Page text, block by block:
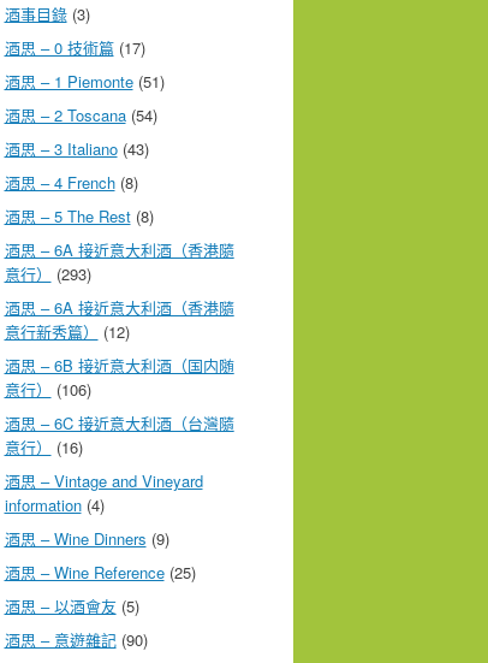
酒事目錄(3)
酒思 – 0 技術篇(17)
酒思 – 1 Piemonte(51)
酒思 – 2 Toscana(54)
酒思 – 3 Italiano(43)
酒思 – 4 French(8)
酒思 – 5 The Rest(8)
酒思 – 6A 接近意大利酒（香港隨
意行）
(293)
酒思 – 6A 接近意大利酒（香港隨
意行新秀篇）
(12)
酒思 – 6B 接近意大利酒（国内随
意行）
(106)
酒思 – 6C 接近意大利酒（台灣隨
意行）
(16)
酒思 – Vintage and Vineyard
information(4)
酒思 – Wine Dinners (9)
酒思 – Wine Reference(25)
酒思 – 以酒會友(5)
酒思 – 意遊雜記(90)